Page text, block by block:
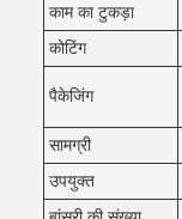
काम का टुकड़ा
कोटिंग
पैकेजिंग
सामग्री
उपयुक्त